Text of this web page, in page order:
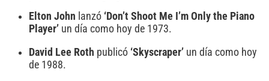
Elton John lanzó ‘Don’t Shoot Me I’m Only the Piano
Player’ un día como hoy de 1973.
David Lee Roth publicó ‘Skyscraper’ un día como hoy
de 1988.